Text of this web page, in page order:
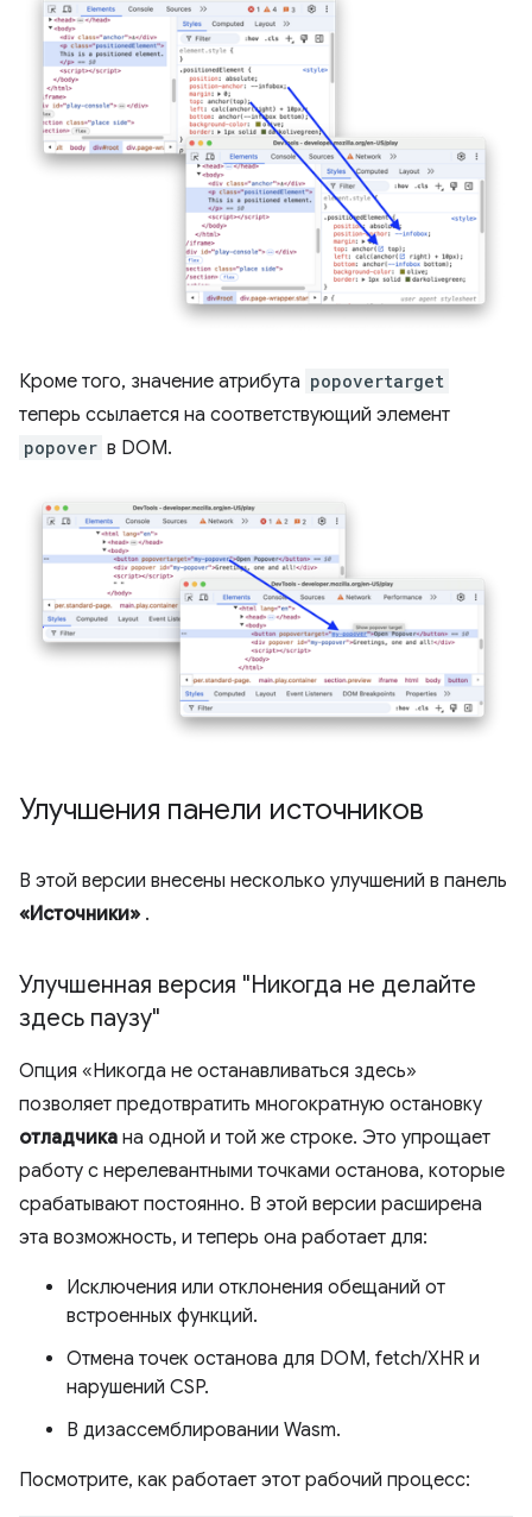
Кроме того, значение атрибута popovertarget
теперь ссылается на соответствующий элемент
popover в DOM.
Улучшения панели источников
В этой версии внесены несколько улучшений в панель
«Источники» .
Улучшенная версия "Никогда не делайте
здесь паузу"
Опция «Никогда не останавливаться здесь»
позволяет предотвратить многократную остановку
отладчика на одной и той же строке. Это упрощает
работу с нерелевантными точками останова, которые
срабатывают постоянно. В этой версии расширена
эта возможность, и теперь она работает для:
Исключения или отклонения обещаний от
встроенных функций.
Отмена точек останова для DOM, fetch/XHR и
нарушений CSP.
В дизассемблировании Wasm.
Посмотрите, как работает этот рабочий процесс: